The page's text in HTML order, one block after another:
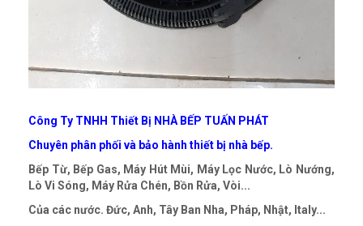
Công Ty TNHH Thiết Bị NHÀ BẾP TUẤN PHÁT
Chuyên phân phối và bảo hành thiết bị nhà bếp.
Bếp Từ, Bếp Gas, Máy Hút Mùi, Máy Lọc Nước, Lò Nướng,
Lò Vi Sóng, Máy Rửa Chén, Bồn Rửa, Vòi...
Của các nước. Đức, Anh, Tây Ban Nha, Pháp, Nhật, Italy...